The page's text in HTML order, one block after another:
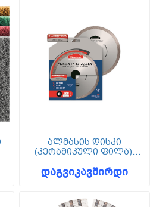
ალმასის დისკი
(კერამიკული ფილა),
დაგვიკავშირდი